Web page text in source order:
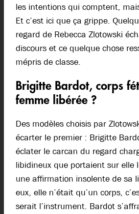
les intentions qui comptent,
Et c’est ici que ça grippe.
regard de Rebecca Zlotowski
discours et ce quelque chose
mépris de classe.
Brigitte Bardot, corps
femme libérée ?
Des modèles choisis par
écarter le premier : Brigitte
éclater le carcan du regard
libidineux que portaient sur elle
une affirmation insolente de sa
eux, elle n’était qu’un corps,
serait l’instrument. Bardot